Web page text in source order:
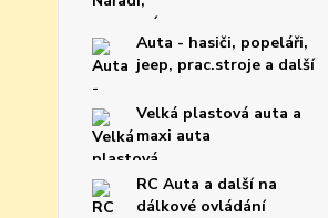
Auta - hasiči, popeláři,
jeep, prac.stroje a další
Velká plastová auta a
maxi auta
RC Auta a další na
dálkové ovládání